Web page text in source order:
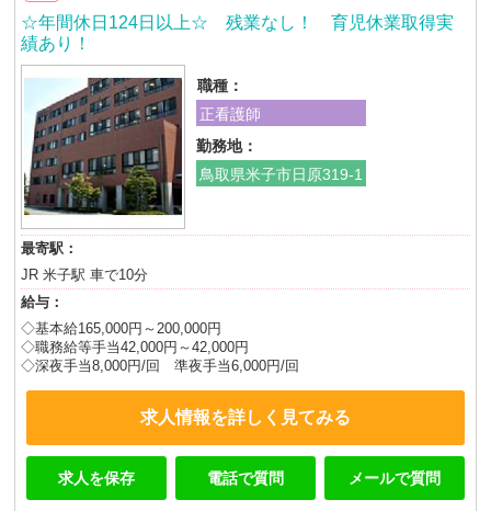
☆年間休日124日以上☆ 残業なし！ 育児休業取得実
績あり！
職種：
正看護師
勤務地：
鳥取県米子市日原319-1
最寄駅：
JR 米子駅 車で10分
給与：
◇基本給165,000円～200,000円
◇職務給等手当42,000円～42,000円
◇深夜手当8,000円/回 準夜手当6,000円/回
求人情報を詳しく見てみる
求人を保存 電話で質問 メールで質問